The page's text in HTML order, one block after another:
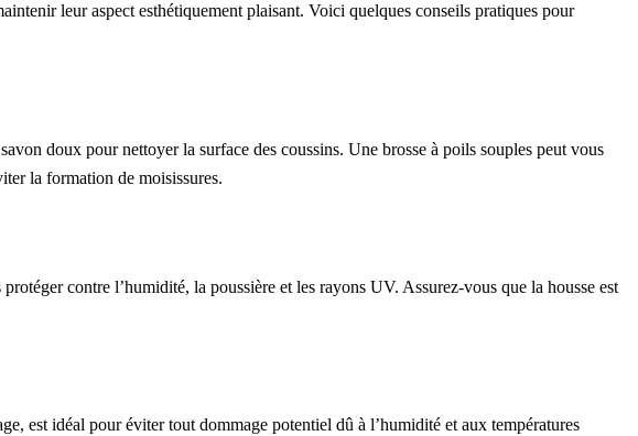
leur aspect esthétiquement plaisant. Voici quelques conseils pratiques pour
doux pour nettoyer la surface des coussins. Une brosse à poils souples peut vous
la formation de moisissures.
contre l’humidité, la poussière et les rayons UV. Assurez-vous que la housse est
est idéal pour éviter tout dommage potentiel dû à l’humidité et aux températures